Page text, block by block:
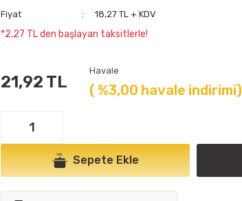
Fiyat
18,27 TL + KDV
*2,27 TL den başlayan taksitlerle!
21,92 TL
Havale
( %3,00 havale indirimi)
Sepete Ekle